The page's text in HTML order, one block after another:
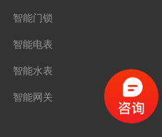
智能门锁
智能电表
智能水表
智能网关